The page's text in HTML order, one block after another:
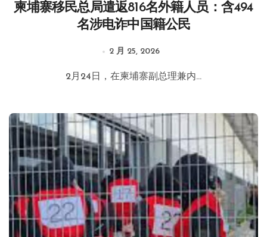
柬埔寨移民总局遣返816名外籍人员：含494
名涉电诈中国籍公民
2 月 25, 2026
2月24日，在柬埔寨副总理兼内...